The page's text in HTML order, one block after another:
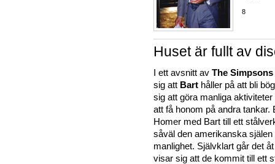
8
Huset är fullt av
I ett avsnitt av The Simpsons
sig att Bart håller på att bli
sig att göra manliga
att få honom på andra tankar.
Homer med Bart till ett
såväl den amerikanska själen
manlighet. Självklart går det
visar sig att de kommit till ett